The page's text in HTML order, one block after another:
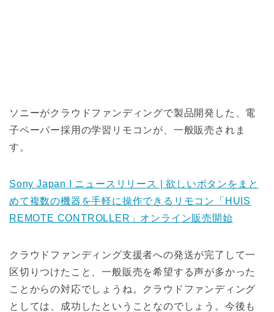
ソニーがクラウドファンディングで製品開発した、電
子ペーパー採用の学習リモコンが、一般販売されま
す。
Sony Japan | ニュースリリース | 欲しいボタンをまと
めて複数の機器を手軽に操作できるリモコン「HUIS
REMOTE CONTROLLER」オンライン販売開始
クラウドファンディング支援者への発送が完了して一
区切りつけたこと、一般販売を希望する声が多かった
ことからの対応でしょうね。クラウドファンディング
としては、成功したということなのでしょう。今後も